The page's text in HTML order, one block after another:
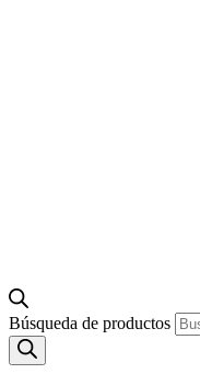
Búsqueda de productos